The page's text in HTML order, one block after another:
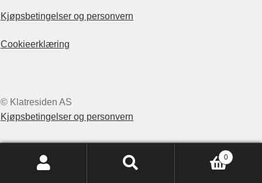
Kjøpsbetingelser og personvern
Cookieerklæring
© Klatresiden AS
Kjøpsbetingelser og personvern
0